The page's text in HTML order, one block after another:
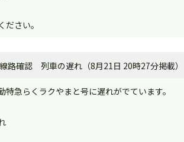
さい。
路確認 列車の遅れ（8月21日 20時27分掲載）
急らくラクやまと号に遅れがでています。